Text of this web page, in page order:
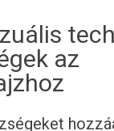
az